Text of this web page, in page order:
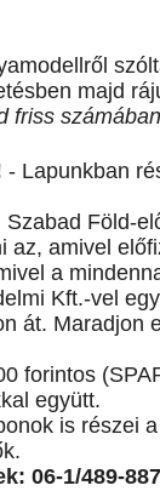
majd
friss
- Lapunkban
Föld-
az, amivel
a
Kft.-vel
át. Maradjon
forintos
együtt.
is részei
06-1/489-